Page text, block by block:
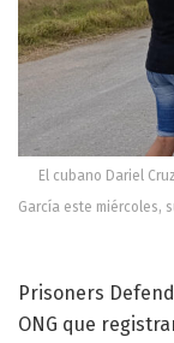
El cubano Dariel
García este miércoles,
Prisoners
ONG que